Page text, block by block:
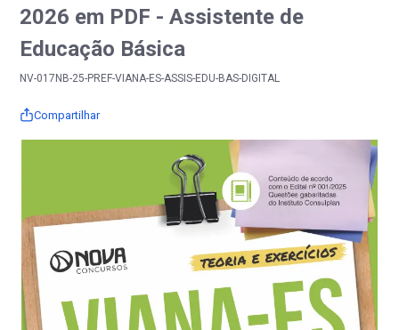
2026 em PDF - Assistente de
Educação Básica
NV-017NB-25-PREF-VIANA-ES-ASSIS-EDU-BAS-DIGITAL
Compartilhar